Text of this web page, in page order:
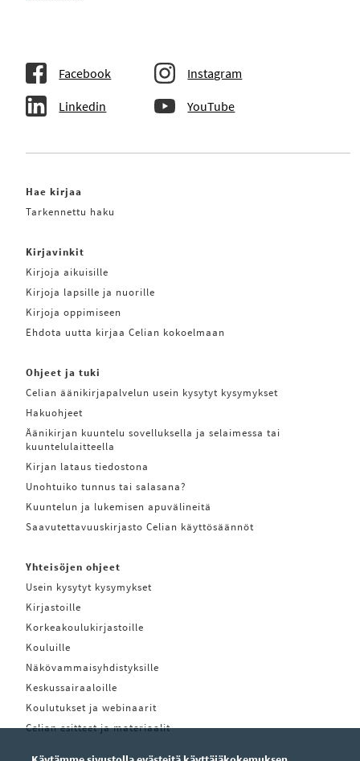
Facebook Instagram
Linkedin YouTube
Hae kirjaa
Tarkennettu haku
Kirjavinkit
Kirjoja aikuisille
Kirjoja lapsille ja nuorille
Kirjoja oppimiseen
Ehdota uutta kirjaa Celian kokoelmaan
Ohjeet ja tuki
Celian äänikirjapalvelun usein kysytyt kysymykset
Hakuohjeet
Äänikirjan kuuntelu sovelluksella ja selaimessa tai
kuuntelulaitteella
Kirjan lataus tiedostona
Unohtuiko tunnus tai salasana?
Kuuntelun ja lukemisen apuvälineitä
Saavutettavuuskirjasto Celian käyttösäännöt
Yhteisöjen ohjeet
Usein kysytyt kysymykset
Kirjastoille
Korkeakoulukirjastoille
Kouluille
Näkövammaisyhdistyksille
Keskussairaaloille
Koulutukset ja webinaarit
Celian esitteet ja materiaalit